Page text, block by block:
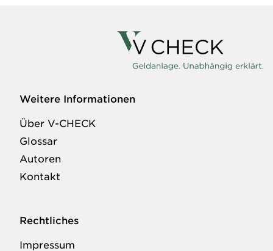
Weitere Informationen
Über V-CHECK
Glossar
Autoren
Kontakt
Rechtliches
Impressum